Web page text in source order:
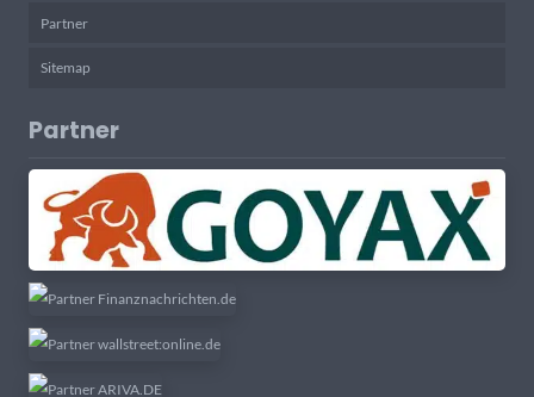
Partner
Sitemap
Partner